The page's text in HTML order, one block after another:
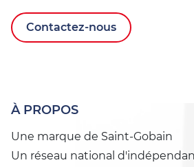
Contactez-nous
À PROPOS
Une marque de Saint-Gobain
Un réseau national